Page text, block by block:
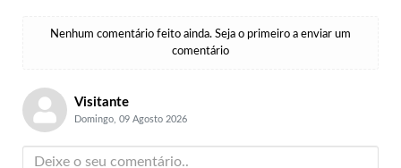
Nenhum comentário feito ainda. Seja o primeiro a enviar um
comentário
Visitante
Domingo, 09 Agosto 2026